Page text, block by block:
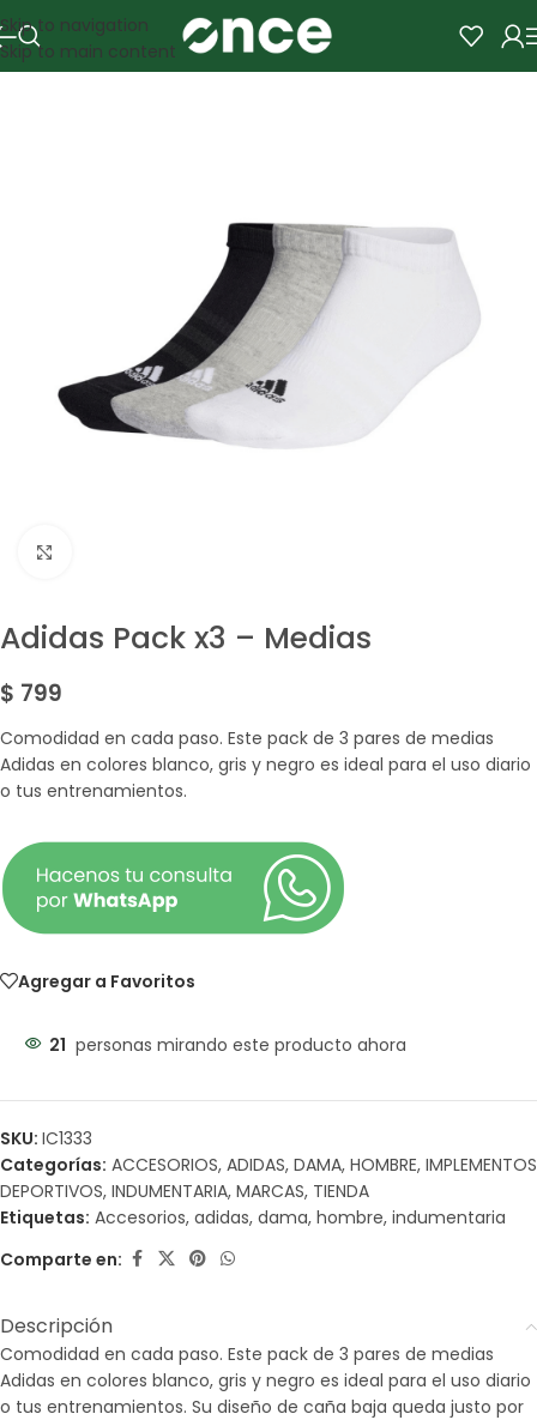
Skip to navigation
Skip to main content
Adidas Pack x3 – Medias
$ 799
Comodidad en cada paso. Este pack de 3 pares de medias
Adidas en colores blanco, gris y negro es ideal para el uso diario
o tus entrenamientos.
Agregar a Favoritos
21 personas mirando este producto ahora
SKU: IC1333
Categorías: ACCESORIOS, ADIDAS, DAMA, HOMBRE, IMPLEMENTOS
DEPORTIVOS, INDUMENTARIA, MARCAS, TIENDA
Etiquetas: Accesorios, adidas, dama, hombre, indumentaria
Comparte en:
Descripción
Comodidad en cada paso. Este pack de 3 pares de medias
Adidas en colores blanco, gris y negro es ideal para el uso diario
o tus entrenamientos. Su diseño de caña baja queda justo por